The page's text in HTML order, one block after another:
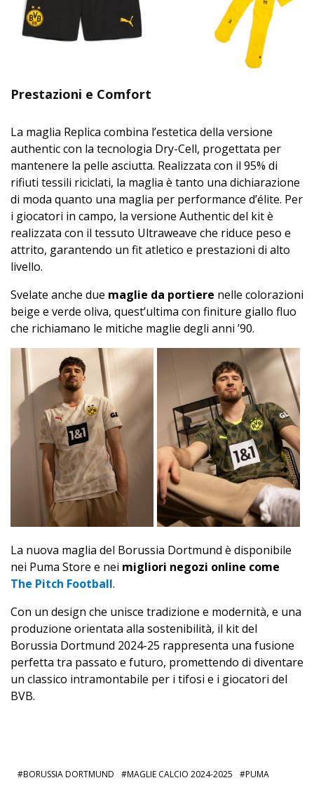
Prestazioni e Comfort
La maglia Replica combina l’estetica della versione
authentic con la tecnologia Dry-Cell, progettata per
mantenere la pelle asciutta. Realizzata con il 95% di
rifiuti tessili riciclati, la maglia è tanto una dichiarazione
di moda quanto una maglia per performance d’élite. Per
i giocatori in campo, la versione Authentic del kit è
realizzata con il tessuto Ultraweave che riduce peso e
attrito, garantendo un fit atletico e prestazioni di alto
livello.
Svelate anche due maglie da portiere nelle colorazioni
beige e verde oliva, quest’ultima con finiture giallo fluo
che richiamano le mitiche maglie degli anni ’90.
La nuova maglia del Borussia Dortmund è disponibile
nei Puma Store e nei migliori negozi online come
The Pitch Football.
Con un design che unisce tradizione e modernità, e una
produzione orientata alla sostenibilità, il kit del
Borussia Dortmund 2024-25 rappresenta una fusione
perfetta tra passato e futuro, promettendo di diventare
un classico intramontabile per i tifosi e i giocatori del
BVB.
BORUSSIA DORTMUND MAGLIE CALCIO 2024-2025 PUMA